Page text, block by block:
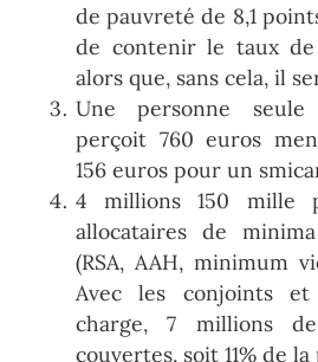
de pauvreté de 8,1
de contenir le taux de
alors que, sans cela, il
Une personne seule
perçoit 760 euros
156 euros pour un
4 millions 150 mille
allocataires de
(RSA, AAH, minimum
Avec les conjoints
charge, 7 millions
couvertes, soit 11% de